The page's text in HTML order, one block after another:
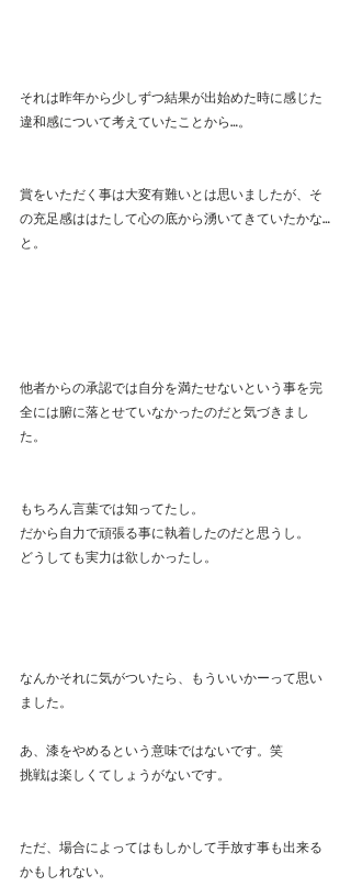
それは昨年から少しずつ結果が出始めた時に感じた
違和感について考えていたことから…。
賞をいただく事は大変有難いとは思いましたが、そ
の充足感ははたして心の底から湧いてきていたかな…
と。
他者からの承認では自分を満たせないという事を完
全には腑に落とせていなかったのだと気づきまし
た。
もちろん言葉では知ってたし。
だから自力で頑張る事に執着したのだと思うし。
どうしても実力は欲しかったし。
なんかそれに気がついたら、もういいかーって思い
ました。
あ、漆をやめるという意味ではないです。笑
挑戦は楽しくてしょうがないです。
ただ、場合によってはもしかして手放す事も出来る
かもしれない。